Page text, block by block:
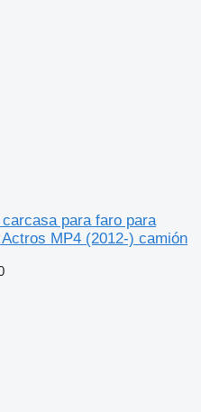
para faro para
MP4 (2012-) camión